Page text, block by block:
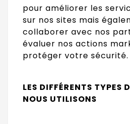
pour améliorer les
sur nos sites mais
collaborer avec nos
évaluer nos actions
protéger votre sécurité.
LES DIFFÉRENTS TYPES
NOUS UTILISONS